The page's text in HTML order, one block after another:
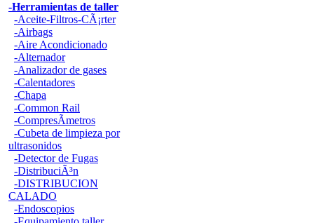
-Herramientas de taller
-Aceite-Filtros-CÃ¡rter
-Airbags
-Aire Acondicionado
-Alternador
-Analizador de gases
-Calentadores
-Chapa
-Common Rail
-CompresÃ­metros
-Cubeta de limpieza por
ultrasonidos
-Detector de Fugas
-DistribuciÃ³n
-DISTRIBUCION
CALADO
-Endoscopios